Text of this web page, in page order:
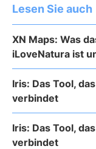
Lesen Sie auch
XN Maps: Was
iLoveNatura ist
Iris: Das Tool,
verbindet
Iris: Das Tool,
verbindet